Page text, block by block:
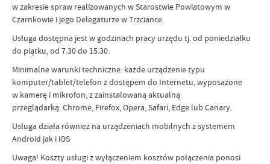
w zakresie spraw realizowanych w Starostwie Powiatowym w
Czarnkowie i jego Delegaturze w Trzciance.
Usługa dostępna jest w godzinach pracy urzędu tj. od poniedziałku
do piątku, od 7.30 do 15.30.
Minimalne warunki techniczne: każde urządzenie typu
komputer/tablet/telefon z dostępem do Internetu, wyposażone
w kamerę i mikrofon, z zainstalowaną aktualną
przeglądarką: Chrome, Firefox, Opera, Safari, Edge lub Canary.
Usługa działa również na urządzeniach mobilnych z systemem
Android jak i iOS
Uwaga! Koszty usługi z wyłączeniem kosztów połączenia ponosi